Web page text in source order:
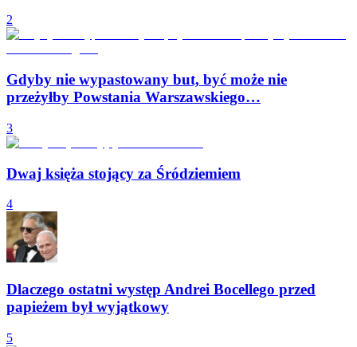
2
Gdyby nie wypastowany but, być może nie
przeżyłby Powstania Warszawskiego…
3
Dwaj księża stojący za Śródziemiem
4
Dlaczego ostatni występ Andrei Bocellego przed
papieżem był wyjątkowy
5